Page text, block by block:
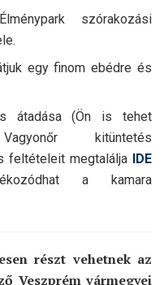
szórakozási
egy finom ebédre és
átadása (Ön is tehet
kitüntetés
feltételeit megtalálja IDE
a kamara
részt vehetnek az
Veszprém vármegyei